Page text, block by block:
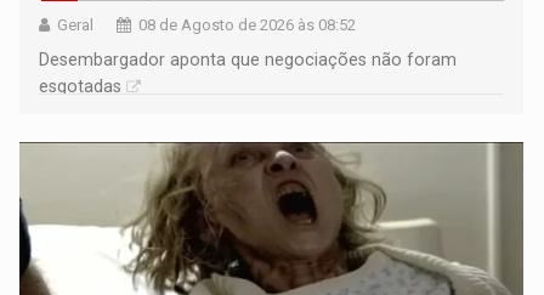
Geral 08 de Agosto de 2026 às 08:52
Desembargador aponta que negociações não foram
esgotadas